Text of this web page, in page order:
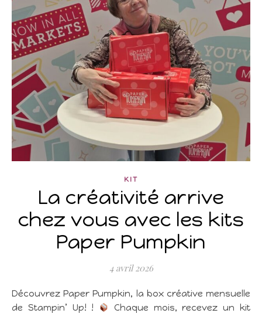
KIT
La créativité arrive
chez vous avec les kits
Paper Pumpkin
4 avril 2026
Découvrez Paper Pumpkin, la box créative mensuelle
de Stampin’ Up! !
Chaque mois, recevez un kit